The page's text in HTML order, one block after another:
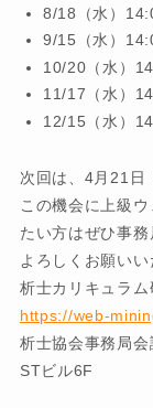
8/18（水）
9/15（水）
10/20（水
11/17（水）
12/15（水）
次回は、4月21日
この機会に上級
たい方はぜひ事務
よろしくお願い
析士カリキュラ
https://web-
析士協会事務局
STビル6F